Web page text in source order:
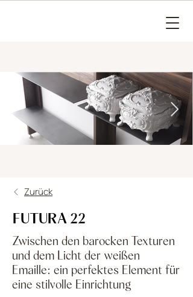
Zurück
FUTURA 22
Zwischen den barocken Texturen
und dem Licht der weißen
Emaille: ein perfektes Element für
eine stilvolle Einrichtung